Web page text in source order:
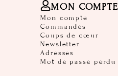
MON COMPTE
Mon compte
Commandes
Coups de cœur
Newsletter
Adresses
Mot de passe perdu